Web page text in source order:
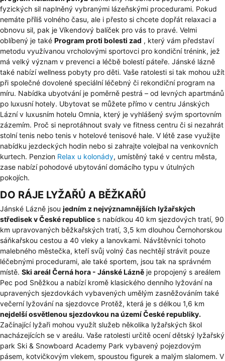
fyzických sil naplněný vybranými lázeňskými procedurami. Pokud
nemáte příliš volného času, ale i přesto si chcete dopřát relaxaci a
obnovu sil, pak je Víkendový balíček pro vás to pravé. Velmi
oblíbený je také Program proti bolesti zad , který vám představí
metodu využívanou vrcholovými sportovci pro kondiční trénink, jež
má velký význam v prevenci a léčbě bolestí páteře. Jánské lázně
také nabízí wellness pobyty pro děti. Vaše ratolesti si tak mohou užít
při společné dovolené speciální léčebný či rekondiční program na
míru. Nabídka ubyotvání je poměrně pestrá – od levných apartmánů
po luxusní hotely. Ubytovat se můžete přímo v centru Jánských
Lázní v luxusním hotelu Omnia, který je vyhlášený svým sportovním
zázemím. Proč si neprotáhnout svaly ve fitness centru či si nezahrát
stolní tenis nebo tenis v hotelové tenisové hale. V létě zase využijte
nabídku jezdeckých hodin nebo si zahrajte volejbal na venkovních
kurtech. Penzion Relax u kolonády, umístěný také v centru města,
zase nabízí pohodové ubytování domácího typu v útulných
pokojích.
DO RÁJE LYŽAŘŮ A BĚŽKAŘŮ
Jánské Lázně jsou jedním z nejvýznamnějších lyžařských
středisek v České republice s nabídkou 40 km sjezdových tratí, 90
km upravovaných běžkařských tratí, 3,5 km dlouhou Černohorskou
sáňkařskou cestou a 40 vleky a lanovkami. Návštěvníci tohoto
malebného městečka, kteří svůj volný čas nechtějí strávit pouze
léčebnými procedurami, ale také sportem, jsou tak na správném
místě. Ski areál Černá hora - Jánské Lázně je propojený s areálem
Pec pod Sněžkou a nabízí kromě klasického denního lyžování na
upravených sjezdovkách vybavených umělým zasněžováním také
večerní lyžování na sjezdovce Protěž, která je s délkou 1,6 km
nejdelší osvětlenou sjezdovkou na území České republiky.
Začínající lyžaři mohou využít služeb několika lyžařských škol
nacházejících se v areálu. Vaše ratolesti určitě ocení dětský lyžařský
park Ski & Snowboard Academy Park vybavený pojezdovým
pásem, kotvičkovým vlekem, spoustou figurek a malým slalomem. V